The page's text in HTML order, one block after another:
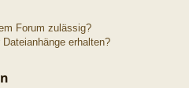
Forum zulässig?
erhalten?